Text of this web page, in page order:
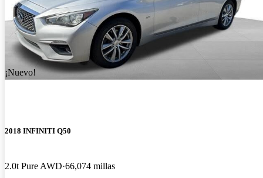
¡Nuevo!
2018 INFINITI Q50
2.0t Pure AWD 66,074 millas